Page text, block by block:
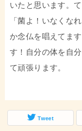
いたと思います。
「菌よ！いなくな
か念仏を唱えてま
す！自分の体を自
て頑張ります。
Tweet